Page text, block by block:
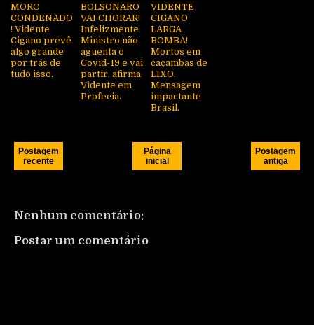
MORO
CONDENADO
! Vidente
Cigano prevê
algo grande
por trás de
tudo isso.
BOLSONARO
VAI CHORAR!
Infelizmente
Ministro não
aguenta o
Covid-19 e vai
partir, afirma
Vidente em
Profecia.
VIDENTE
CIGANO
LARGA
BOMBA!
Mortos em
caçambas de
LIXO,
Mensagem
impactante
Brasil.
Postagem
recente
Postagem
antiga
Página
inicial
Nenhum comentário:
Postar um comentário